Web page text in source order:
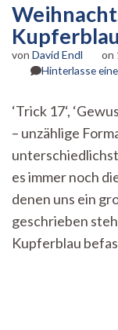
von David Endl on
Hinterlasse
‘Trick 17‘,
– unzählige
es immer noch
denen uns ein
geschrieben
Kupferblau